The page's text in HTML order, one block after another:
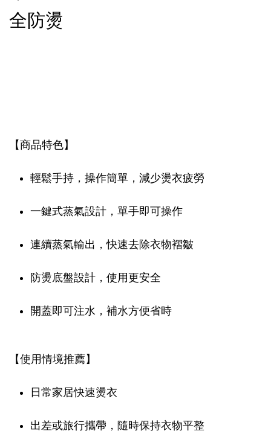
全防燙
【商品特色】
輕鬆手持，操作簡單，減少燙衣疲勞
一鍵式蒸氣設計，單手即可操作
連續蒸氣輸出，快速去除衣物褶皺
防燙底盤設計，使用更安全
開蓋即可注水，補水方便省時
【使用情境推薦】
日常家居快速燙衣
出差或旅行攜帶，隨時保持衣物平整